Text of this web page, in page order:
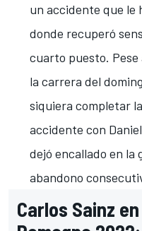
un accidente que le
donde recuperó
cuarto puesto.
la carrera del
siquiera completar
accidente con
dejó encallado en la
abandono
Carlos Sainz